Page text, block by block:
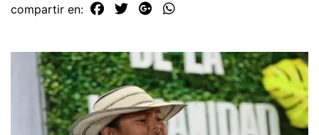
compartir en: